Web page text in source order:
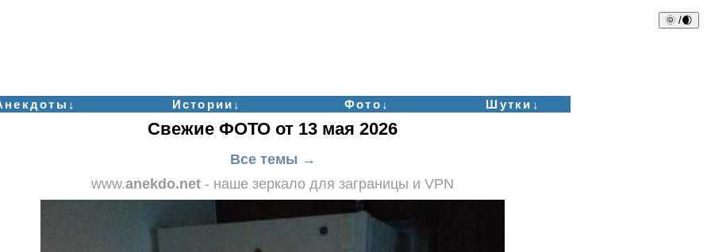
🌞 /🌒
Истории↓ Фото↓ Шутки↓
Свежие ФОТО от 13 мая 2026
Все темы →
www.anekdo.net - наше зеркало для заграницы и VPN